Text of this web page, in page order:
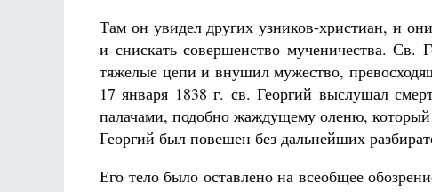
Там он увидел других узников-христиан, и
и снискать совершенство мученичества.
тяжелые цепи и внушил мужество,
17 января 1838 г. св. Георгий выслушал
палачами, подобно жаждущему оленю,
Георгий был повешен без дальнейших
Его тело было оставлено на всеобщее